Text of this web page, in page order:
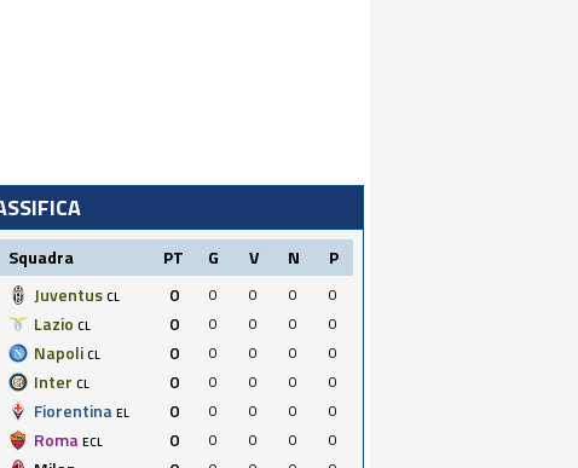
Squadra PT G V N P
Juventus CL 0 0 0 0
0
Lazio CL 0 0 0 0
0
Napoli CL 0 0 0 0
0
Inter CL 0 0 0 0
0
Fiorentina EL 0 0 0 0
0
Roma ECL 0 0 0 0
0